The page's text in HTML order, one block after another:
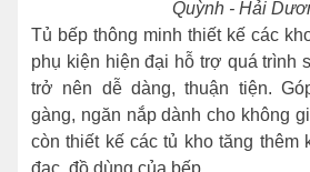
Quỳnh - Hải
Tủ bếp thông minh thiết kế các
phụ kiện hiện đại hỗ trợ quá trình
trở nên dễ dàng, thuận tiện.
gàng, ngăn nắp dành cho không
còn thiết kế các tủ kho tăng thêm
đạc, đồ dùng của bếp.